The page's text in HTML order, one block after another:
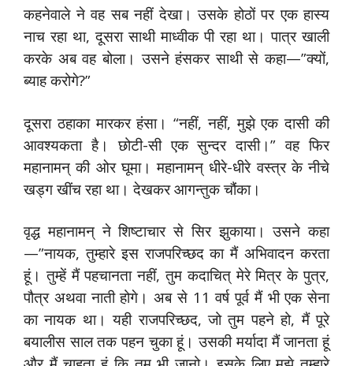
कहनेवाले ने वह सब नहीं देखा। उसके होठों पर एक हास्य
नाच रहा था, दूसरा साथी माध्वीक पी रहा था। पात्र खाली
करके अब वह बोला। उसने हंसकर साथी से कहा—”क्यों,
ब्याह करोगे?”
दूसरा ठहाका मारकर हंसा। “नहीं, नहीं, मुझे एक दासी की
आवश्यकता है। छोटी-सी एक सुन्दर दासी।” वह फिर
महानामन् की ओर घूमा। महानामन् धीरे-धीरे वस्त्र के नीचे
खड्ग खींच रहा था। देखकर आगन्तुक चौंका।
वृद्ध महानामन् ने शिष्टाचार से सिर झुकाया। उसने कहा
—”नायक, तुम्हारे इस राजपरिच्छद का मैं अभिवादन करता
हूं। तुम्हें मैं पहचानता नहीं, तुम कदाचित् मेरे मित्र के पुत्र,
पौत्र अथवा नाती होगे। अब से 11 वर्ष पूर्व मैं भी एक सेना
का नायक था। यही राजपरिच्छद, जो तुम पहने हो, मैं पूरे
बयालीस साल तक पहन चुका हूं। उसकी मर्यादा मैं जानता हूं